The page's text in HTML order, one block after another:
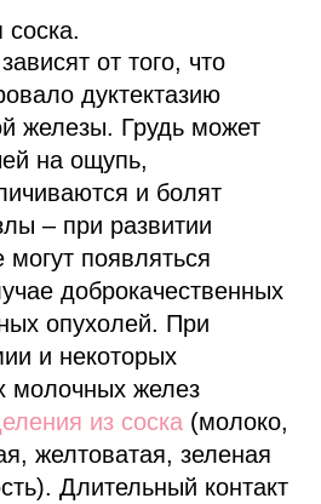
от того, что
дуктектазию
железы. Грудь может
на ощупь,
и болят
– при развитии
появляться
доброкачественных
опухолей. При
и некоторых
молочных желез
из соска (молоко,
желтоватая, зеленая
Длительный контакт